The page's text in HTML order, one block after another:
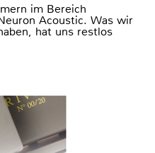
im Bereich
Acoustic. Was wir
hat uns restlos